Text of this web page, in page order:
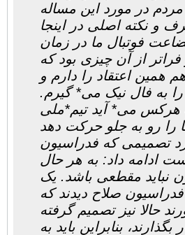
در مورد این مساله
و نکته اصلی در اینجا
فوتبال ما در زمان
از آن چیزی بود که
همین اعتقاد را دارم و
به فال نیک می* گیرم.
هرکس می* آید تیم*ملی
تصمیمی که فدراسیون
ادامه داد: به هر حال
نباید مقطعی باشد. یک
صلاح دیدند که
حالا نیز تصمیم گرفته
بگذارند، بنابراین باید به